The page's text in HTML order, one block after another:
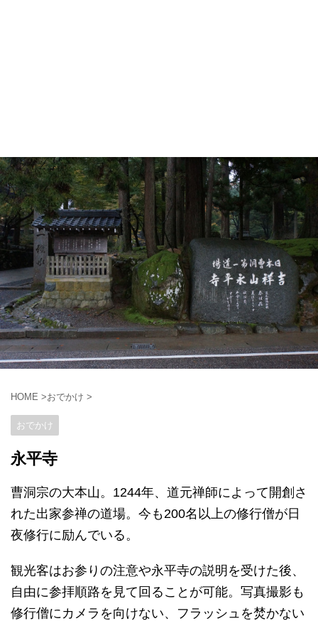
HOME >おでかけ >
おでかけ
永平寺
曹洞宗の大本山。1244年、道元禅師によって開創さ
れた出家参禅の道場。今も200名以上の修行僧が日
夜修行に励んでいる。
観光客はお参りの注意や永平寺の説明を受けた後、
自由に参拝順路を見て回ることが可能。写真撮影も
修行僧にカメラを向けない、フラッシュを焚かない